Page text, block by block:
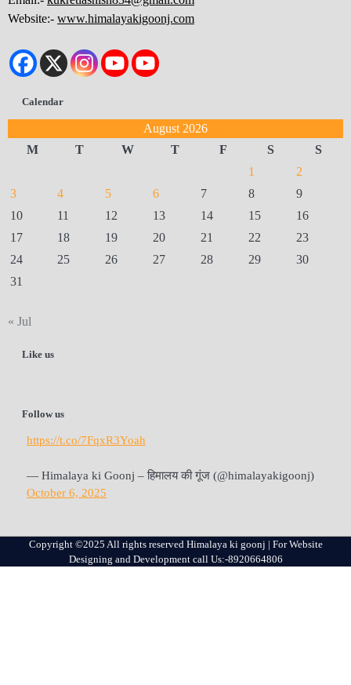
Website:- www.himalayakigoonj.com
Calendar
August 2026
M
T W T F S
S
1
2
3
4 5 6 7 8
9
10
11 12 13 14 15
16
17
18 19 20 21 22
23
24
25 26 27 28 29
30
31
« Jul
Like us
Follow us
https://t.co/7FqxR3Yoah
— Himalaya ki Goonj – हिमालय की गूंज (@himalayakigoonj)
October 6, 2025
Copyright ©2025 All rights reserved Himalaya ki goonj | For Website
Designing and Development call Us:-8920664806